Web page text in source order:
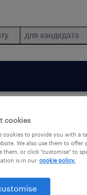
для кандидата
тільки віддалена
cookies
cookies to provide you with a
We also use them to offer
them, or click "customise" to
is in our cookie policy.